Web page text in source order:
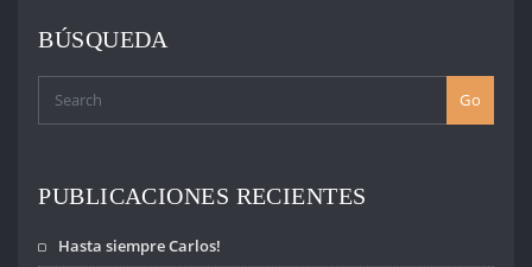
BÚSQUEDA
Go
PUBLICACIONES RECIENTES
Hasta siempre Carlos!